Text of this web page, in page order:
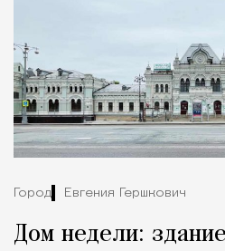
Город Евгения Гершкович
Дом недели: